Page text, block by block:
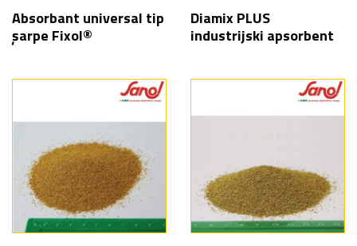
Absorbant universal tip
șarpe Fixol®
Diamix PLUS
industrijski apsorbent